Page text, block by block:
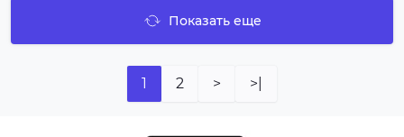
Показать еще
1 2 > >|